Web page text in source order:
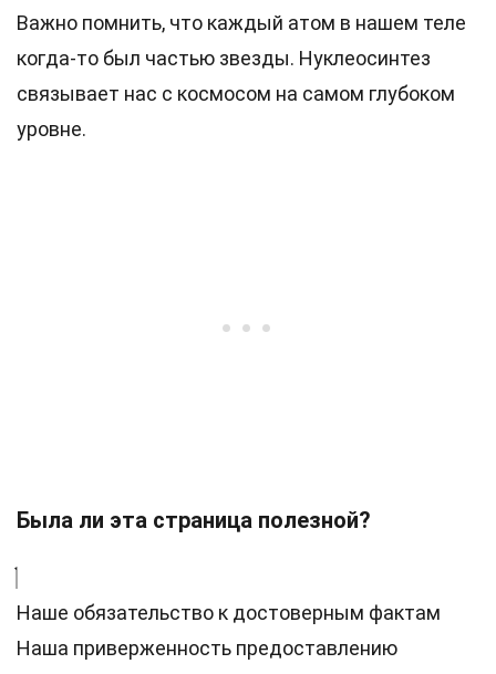
Важно помнить, что каждый атом в нашем теле
когда-то был частью звезды. Нуклеосинтез
связывает нас с космосом на самом глубоком
уровне.
Была ли эта страница полезной?
Наше обязательство к достоверным фактам
Наша приверженность предоставлению